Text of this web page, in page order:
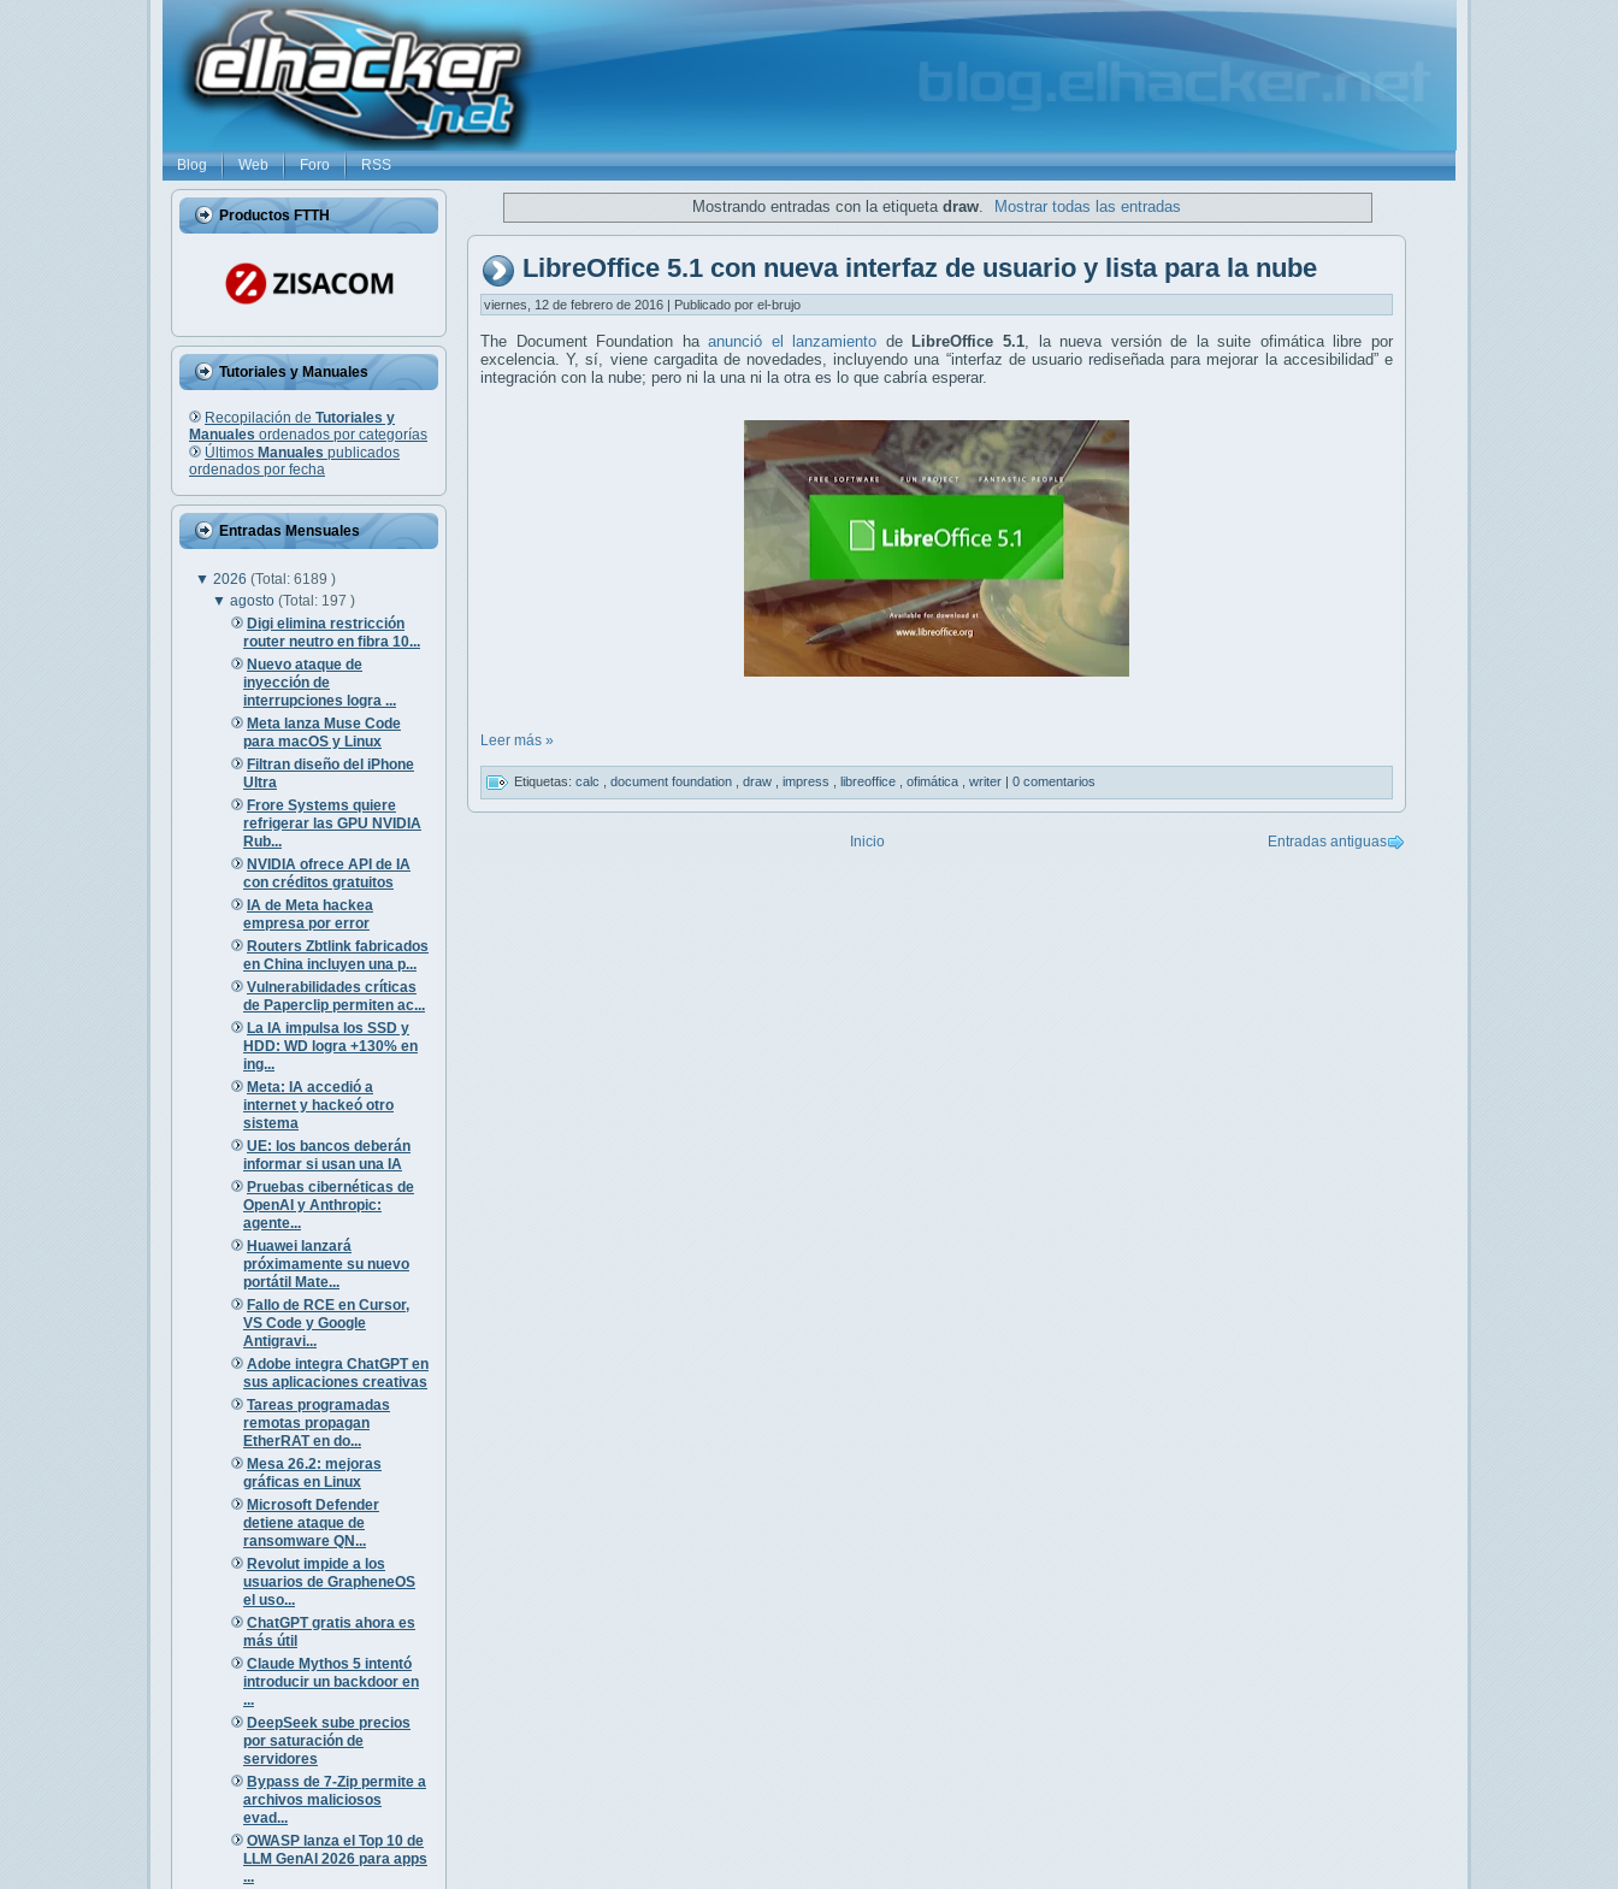
Blog Web Foro RSS
Productos FTTH
Tutoriales y Manuales
Recopilación de Tutoriales y
Manuales ordenados por categorías
Últimos Manuales publicados
ordenados por fecha
Entradas Mensuales
▼ 2026 (Total: 6189 )
▼agosto(Total: 197 )
Digi elimina restricción
router neutro en fibra 10...
Nuevo ataque de
inyección de
interrupciones logra ...
Meta lanza Muse Code
para macOS y Linux
Filtran diseño del iPhone
Ultra
Frore Systems quiere
refrigerar las GPU NVIDIA
Rub...
NVIDIA ofrece API de IA
con créditos gratuitos
IA de Meta hackea
empresa por error
Routers Zbtlink fabricados
en China incluyen una p...
Vulnerabilidades críticas
de Paperclip permiten ac...
La IA impulsa los SSD y
HDD: WD logra +130% en
ing...
Meta: IA accedió a
internet y hackeó otro
sistema
UE: los bancos deberán
informar si usan una IA
Pruebas cibernéticas de
OpenAI y Anthropic:
agente...
Huawei lanzará
próximamente su nuevo
portátil Mate...
Fallo de RCE en Cursor,
VS Code y Google
Antigravi...
Adobe integra ChatGPT en
sus aplicaciones creativas
Tareas programadas
remotas propagan
EtherRAT en do...
Mesa 26.2: mejoras
gráficas en Linux
Microsoft Defender
detiene ataque de
ransomware QN...
Revolut impide a los
usuarios de GrapheneOS
el uso...
ChatGPT gratis ahora es
más útil
Claude Mythos 5 intentó
introducir un backdoor en
...
DeepSeek sube precios
por saturación de
servidores
Bypass de 7-Zip permite a
archivos maliciosos
evad...
OWASP lanza el Top 10 de
LLM GenAI 2026 para apps
...
Mostrando entradas con la etiqueta draw. Mostrar todas las entradas
LibreOffice 5.1 con nueva interfaz de usuario y lista para la nube
viernes, 12 de febrero de 2016 | Publicado por el-brujo
The Document Foundation haanunció el lanzamiento de LibreOffice 5.1 , la nueva versión de la suite ofimática libre por
excelencia. Y, sí, viene cargadita de novedades, incluyendo una “interfaz de usuario rediseñada para mejorar la accesibilidad” e
integración con la nube; pero ni la una ni la otra es lo que cabría esperar.
Leer más »
Etiquetas: calc document foundation draw impress libreoffice ofimática writer | 0 comentarios
Entradas antiguas
Inicio